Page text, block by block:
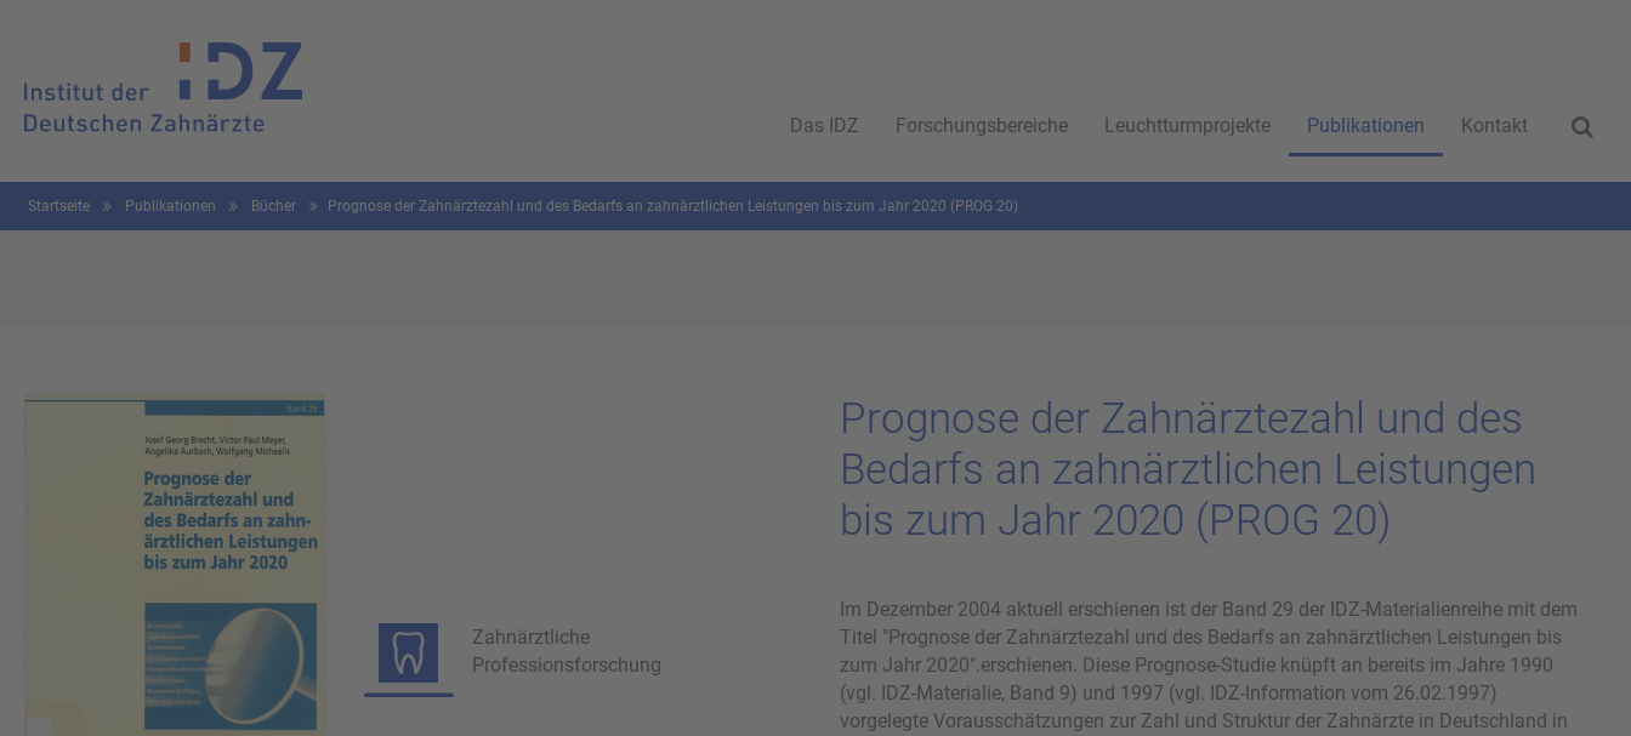
Das IDZ Forschungsbereiche Leuchtturmprojekte Publikationen Kontakt
Startseite Publikationen Bücher Prognose der Zahnärztezahl und des Bedarfs an zahnärztlichen Leistungen bis zum Jahr 2020 (PROG 20)
Zahnärztliche
Professionsforschung
Pro­gno­se der Zahn­ärz­te­zahl und des
Be­darfs an zahn­ärzt­li­chen Leis­tun­gen
bis zum Jahr 2020 (PROG 20)
Im Dezember 2004 aktuell erschienen ist der Band 29 der IDZ-Materialienreihe mit dem
Titel "Prognose der Zahnärztezahl und des Bedarfs an zahnärztlichen Leistungen bis
zum Jahr 2020".erschienen. Diese Prognose-Studie knüpft an bereits im Jahre 1990
(vgl. IDZ-Materialie, Band 9) und 1997 (vgl. IDZ-Information vom 26.02.1997)
vorgelegte Vorausschätzungen zur Zahl und Struktur der Zahnärzte in Deutschland in